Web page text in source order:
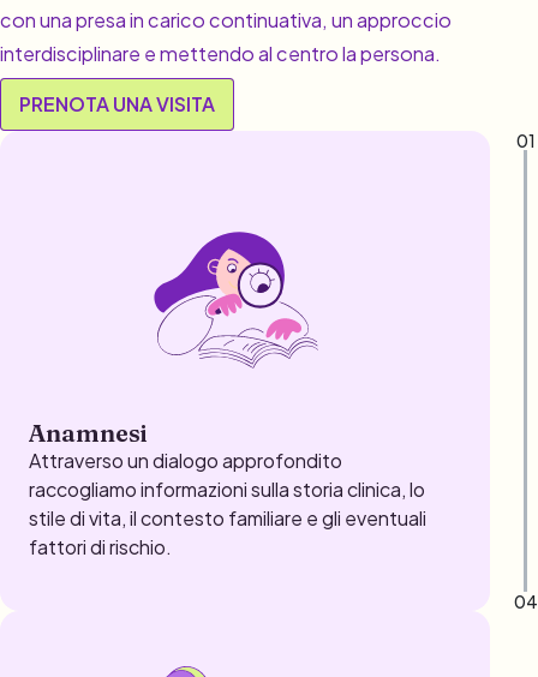
con una presa in carico continuativa, un approccio
interdisciplinare e mettendo al centro la persona.
PRENOTA UNA VISITA
Anamnesi
Attraverso un dialogo approfondito
raccogliamo informazioni sulla storia clinica, lo
stile di vita, il contesto familiare e gli eventuali
fattori di rischio.
01
04